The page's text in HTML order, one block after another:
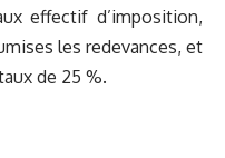
effectif d’imposition,
les redevances, et
de 25 %.